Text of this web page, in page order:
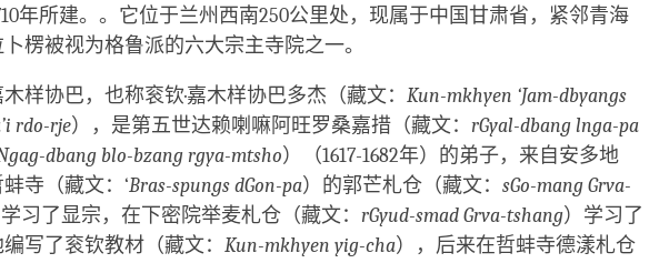
年所建。。它位于兰州西南250公里处，现属于中国甘肃省，紧邻青海
楞被视为格鲁派的六大宗主寺院之一。
样协巴，也称衮钦·嘉木样协巴多杰（藏文： Kun-mkhyen ‘Jam-dbyangs
rdo-rje），是第五世达赖喇嘛阿旺罗桑嘉措（藏文： rGyal-dbang lnga-pa
dbang blo-bzang rgya-mtsho）（1617-1682年）的弟子，来自安多地
寺（藏文：‘Bras-spungs dGon-pa）的郭芒札仓（藏文： sGo-mang Grva-
习了显宗，在下密院举麦札仓（藏文： rGyud-smad Grva-tshang）学习了
写了衮钦教材（藏文： Kun-mkhyen yig-cha），后来在哲蚌寺德漾札仓